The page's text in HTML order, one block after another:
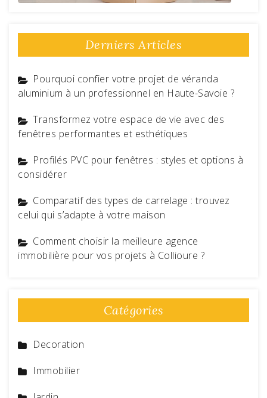
Derniers Articles
Pourquoi confier votre projet de véranda
aluminium à un professionnel en Haute-Savoie ?
Transformez votre espace de vie avec des
fenêtres performantes et esthétiques
Profilés PVC pour fenêtres : styles et options à
considérer
Comparatif des types de carrelage : trouvez
celui qui s’adapte à votre maison
Comment choisir la meilleure agence
immobilière pour vos projets à Collioure ?
Catégories
Decoration
Immobilier